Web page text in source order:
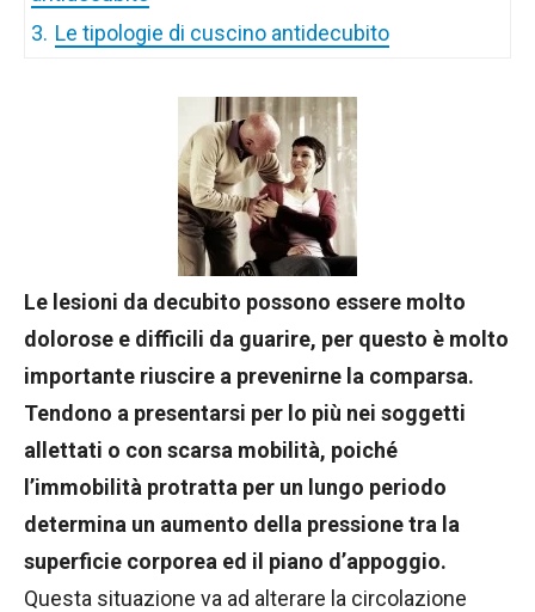
3. Le tipologie di cuscino antidecubito
Le lesioni da decubito possono essere molto
dolorose e difficili da guarire, per questo è molto
importante riuscire a prevenirne la comparsa.
Tendono a presentarsi per lo più nei soggetti
allettati o con scarsa mobilità, poiché
l’immobilità protratta per un lungo periodo
determina un aumento della pressione tra la
superficie corporea ed il piano d’appoggio.
Questa situazione va ad alterare la circolazione